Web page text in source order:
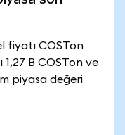
fiyatı COSTon
1,27 B COSTon ve
piyasa değeri